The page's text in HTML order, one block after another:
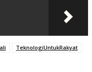
TeknologiUntukRakyat